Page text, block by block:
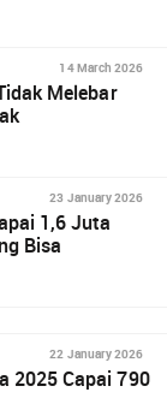
14 March 2026
Melebar
23 January 2026
1,6 Juta
Bisa
22 January 2026
2025 Capai 790